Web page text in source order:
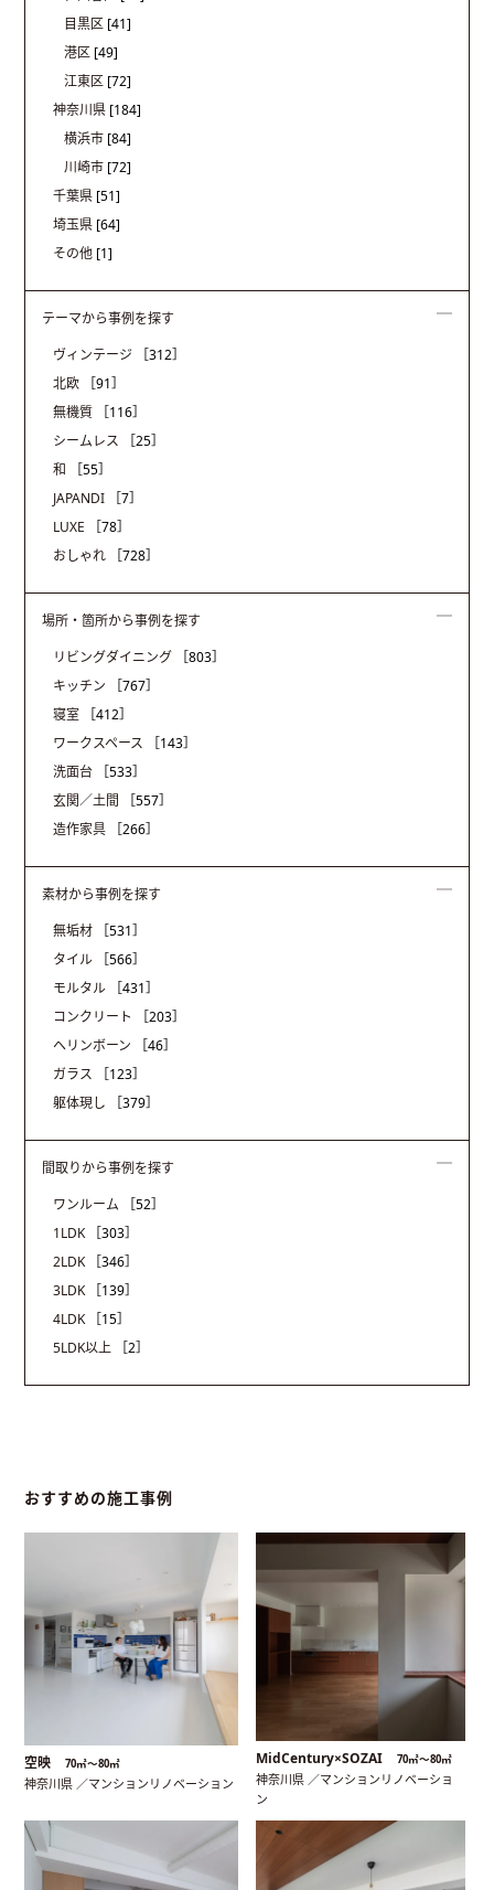
目黒区 [41]
港区 [49]
江東区 [72]
神奈川県 [184]
横浜市 [84]
川崎市 [72]
千葉県 [51]
埼玉県 [64]
その他 [1]
テーマから事例を探す
ヴィンテージ
［312］
北欧
［91］
無機質
［116］
シームレス
［25］
和
［55］
JAPANDI
［7］
LUXE
［78］
おしゃれ
［728］
場所・箇所から事例を探す
リビングダイニング
［803］
キッチン
［767］
寝室
［412］
ワークスペース
［143］
洗面台
［533］
玄関／土間
［557］
造作家具
［266］
素材から事例を探す
無垢材
［531］
タイル
［566］
モルタル
［431］
コンクリート
［203］
ヘリンボーン
［46］
ガラス
［123］
躯体現し
［379］
間取りから事例を探す
ワンルーム
［52］
1LDK
［303］
2LDK
［346］
3LDK
［139］
4LDK
［15］
5LDK以上
［2］
おすすめの施工事例
空映 70㎡〜80㎡
神奈川県 ／マンションリノベーション
MidCentury×SOZAI 70㎡〜80㎡
神奈川県 ／マンションリノベーショ
ン